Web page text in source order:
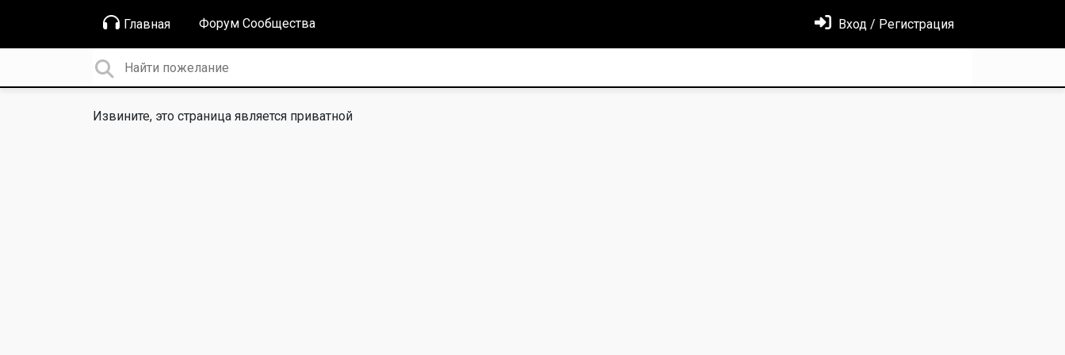
Главная Форум Сообщества Вход / Регистрация
Извините, это страница является приватной